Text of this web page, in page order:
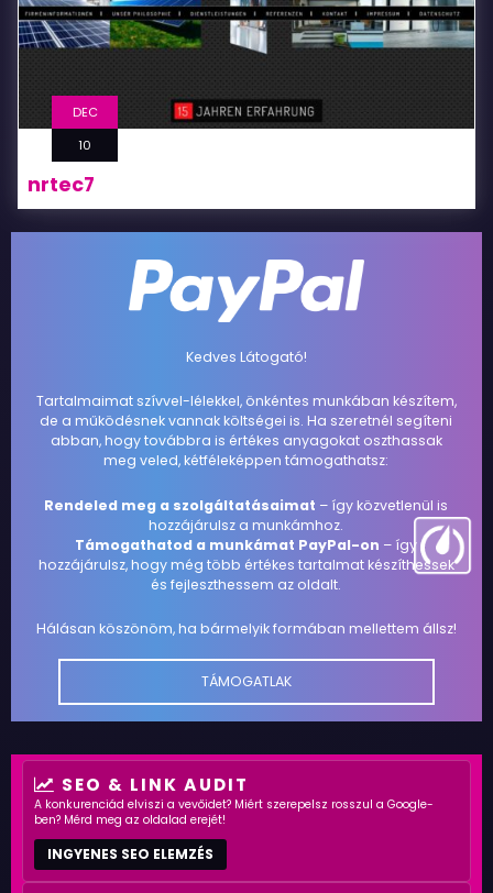
DEC
10
nrtec7
Kedves Látogató!
Tartalmaimat szívvel-lélekkel, önkéntes munkában készítem,
de a működésnek vannak költségei is. Ha szeretnél segíteni
abban, hogy továbbra is értékes anyagokat oszthassak
meg veled, kétféleképpen támogathatsz:
Rendeled meg a szolgáltatásaimat – így közvetlenül is
hozzájárulsz a munkámhoz.
Támogathatod a munkámat PayPal-on – így
hozzájárulsz, hogy még több értékes tartalmat készíthessek
és fejleszthessem az oldalt.
Hálásan köszönöm, ha bármelyik formában mellettem állsz!
TÁMOGATLAK
SEO & LINK AUDIT
A konkurenciád elviszi a vevőidet? Miért szerepelsz rosszul a Google-
ben? Mérd meg az oldalad erejét!
INGYENES SEO ELEMZÉS